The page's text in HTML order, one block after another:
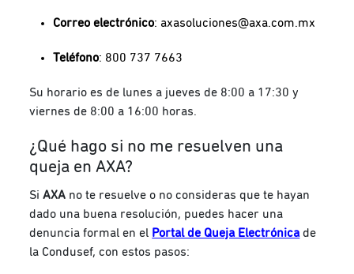
Correo electrónico: axasoluciones@axa.com.mx
Teléfono: 800 737 7663
Su horario es de lunes a jueves de 8:00 a 17:30 y
viernes de 8:00 a 16:00 horas.
¿Qué hago si no me resuelven una
queja en AXA?
SiAXA no te resuelve o no consideras que te hayan
dado una buena resolución, puedes hacer una
denuncia formal en el Portal de Queja Electrónicade
la Condusef, con estos pasos: